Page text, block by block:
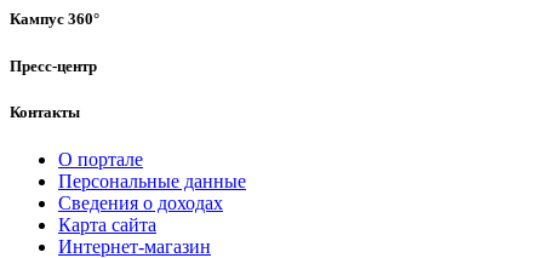
Кампус 360°
Пресс-центр
Контакты
О портале
Персональные данные
Сведения о доходах
Карта сайта
Интернет-магазин